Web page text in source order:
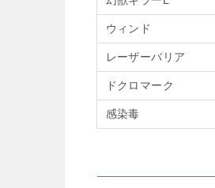
ウィンド
レーザーバリア
ドクロマーク
感染毒